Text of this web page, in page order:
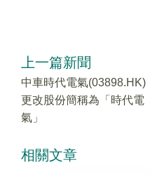
上一篇新聞
中車時代電氣(03898.HK)
更改股份簡稱為「時代電
氣」
相關文章